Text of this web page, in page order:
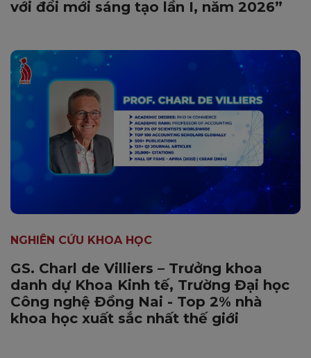
với đổi mới sáng tạo lần I, năm 2026”
NGHIÊN CỨU KHOA HỌC
GS. Charl de Villiers – Trưởng khoa
danh dự Khoa Kinh tế, Trường Đại học
Công nghệ Đồng Nai - Top 2% nhà
khoa học xuất sắc nhất thế giới